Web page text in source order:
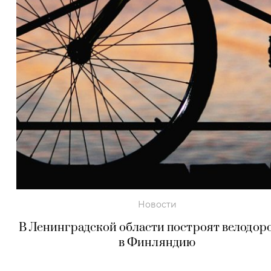
Новости
В Ленинградской области построят
в Финляндию